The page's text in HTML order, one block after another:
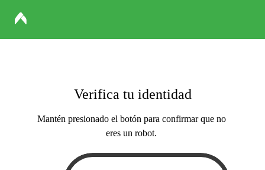
Verifica tu identidad
Mantén presionado el botón para confirmar que no
eres un robot.